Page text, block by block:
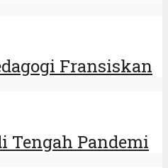
Fransiskan
Tengah Pandemi